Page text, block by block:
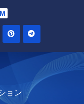
ョン